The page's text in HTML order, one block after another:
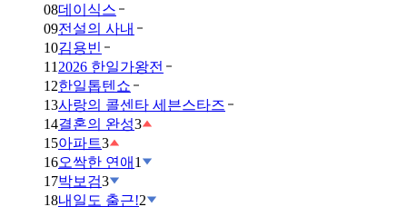
08데이식스
09전설의 사내
10김용빈
11 2026 한일가왕전
12한일톱텐쇼
13사랑의 콜센타 세븐스타즈
14결혼의 완성3
15아파트3
16오싹한 연애 1
17박보검3
18내일도 출근!2